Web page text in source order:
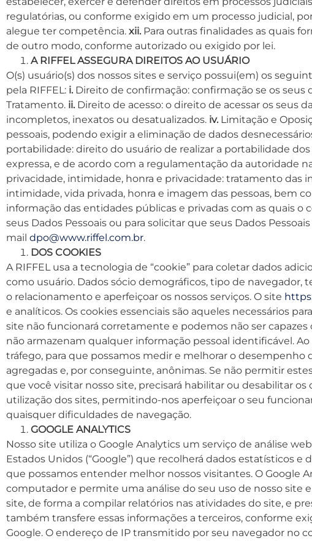
regulatórias, ou conforme exigido em um processo judicial,
alegue ter competência. xii. Para outras finalidades as quais
de outro modo, conforme autorizado ou exigido por lei.
A RIFFEL ASSEGURA DIREITOS AO USUÁRIO
O(s) usuário(s) dos nossos sites e serviço possui(em) os
pela RIFFEL: i. Direito de confirmação: confirmação se os
Tratamento. ii. Direito de acesso: o direito de acessar os seus
incompletos, inexatos ou desatualizados. iv. Limitação e
pessoais, podendo exigir a eliminação de dados
portabilidade: direito do usuário de realizar a portabilidade
expressa, e de acordo com a regulamentação da autoridade
privacidade, intimidade, honra e privacidade: tratamento das
intimidade, vida privada, honra e imagem das pessoas, bem
informação das entidades públicas e privadas com as quais
seus Dados Pessoais ou para solicitar que seus Dados
mail dpo@www.riffel.com.br.
DOS COOKIES
A RIFFEL usa a tecnologia de “cookie” para coletar dados
como usuário. Dados sócio demográficos, tipo de
o relacionamento e aperfeiçoar os nossos serviços. O site
e analíticos. Os cookies essenciais são aqueles necessários
site não funcionará corretamente e podemos não ser
não armazenam qualquer informação pessoal identificável.
tráfego, para que possamos medir e melhorar o desempenho
agregadas e, por conseguinte, anônimas. Se não permitir
que você visitar nosso site, precisará habilitar ou desabilitar
utilização dos sites, permitindo-nos aperfeiçoar o seu
quaisquer dificuldades de navegação.
GOOGLE ANALYTICS
Nosso site utiliza o Google Analytics um serviço de análise
Estados Unidos (“Google”) que recolherá dados estatísticos
que possamos entender melhor nossos visitantes. O Google
computador e permite uma análise do seu uso de nosso site
site, de forma a compilar relatórios nas atividades do site, e
também transfere essas informações a terceiros, conforme
Google. O endereço de IP transmitido por seu navegador no